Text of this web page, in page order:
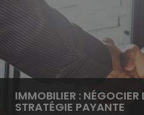
IMMOBILIER : NÉGOCIER
STRATÉGIE PAYANTE